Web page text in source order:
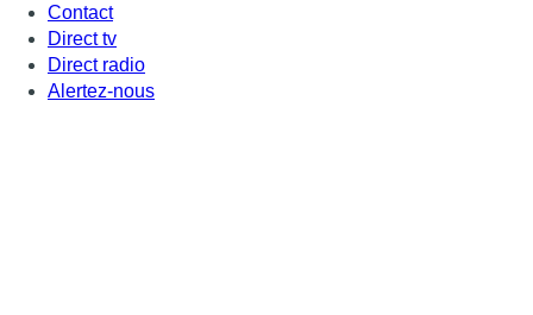
Contact
Direct tv
Direct radio
Alertez-nous